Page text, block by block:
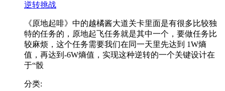
逆转挑战
《原地起啡》中的越橘酱大道关卡里面是有很多比较独
特的任务的，原地起飞任务就是其中一个，要做任务比
较麻烦，这个任务需要我们在同一天里先达到 1W熵
值，再达到-6W熵值，实现这种逆转的一个关键设计在
于“骰
分类: